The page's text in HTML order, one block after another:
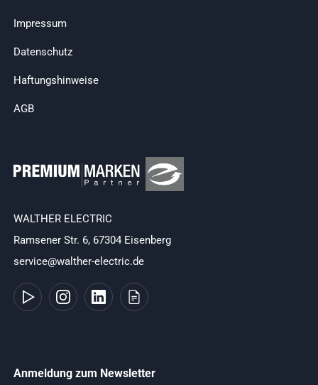
Impressum
Datenschutz
Haftungshinweise
AGB
WALTHER ELECTRIC
Ramsener Str. 6, 67304 Eisenberg
service@walther-electric.de
Anmeldung zum Newsletter